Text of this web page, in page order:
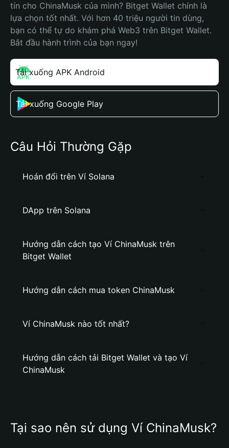
tín cho ChinaMusk của mình? Bitget Wallet chính là
lựa chọn tốt nhất. Với hơn 40 triệu người tin dùng,
bạn có thể tự do khám phá Web3 trên Bitget Wallet.
Bắt đầu hành trình của bạn ngay!
Tải xuống APK Android
Tải xuống Google Play
Câu Hỏi Thường Gặp
Hoán đổi trên Ví Solana
DApp trên Solana
Hướng dẫn cách tạo Ví ChinaMusk trên
Bitget Wallet
Hướng dẫn cách mua token ChinaMusk
Ví ChinaMusk nào tốt nhất?
Hướng dẫn cách tải Bitget Wallet và tạo Ví
ChinaMusk
Tại sao nên sử dụng Ví ChinaMusk?